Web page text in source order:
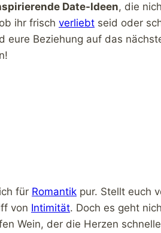
Date-Ideen, die
ihr frisch verliebt seid oder
eure Beziehung auf das
für Romantik pur. Stellt euch
von Intimität. Doch es geht
Wein, der die Herzen